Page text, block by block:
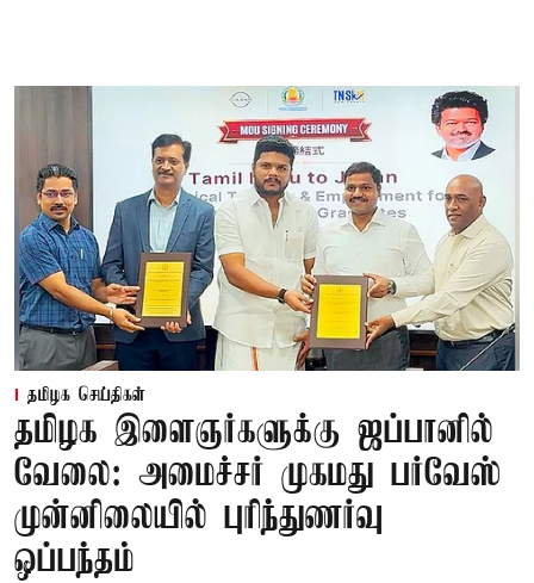
தமிழக செய்திகள்
தமிழக இளைஞர்களுக்கு ஜப்பானில்
வேலை: அமைச்சர் முகமது பர்வேஸ்
முன்னிலையில் புரிந்துணர்வு
ஒப்பந்தம்